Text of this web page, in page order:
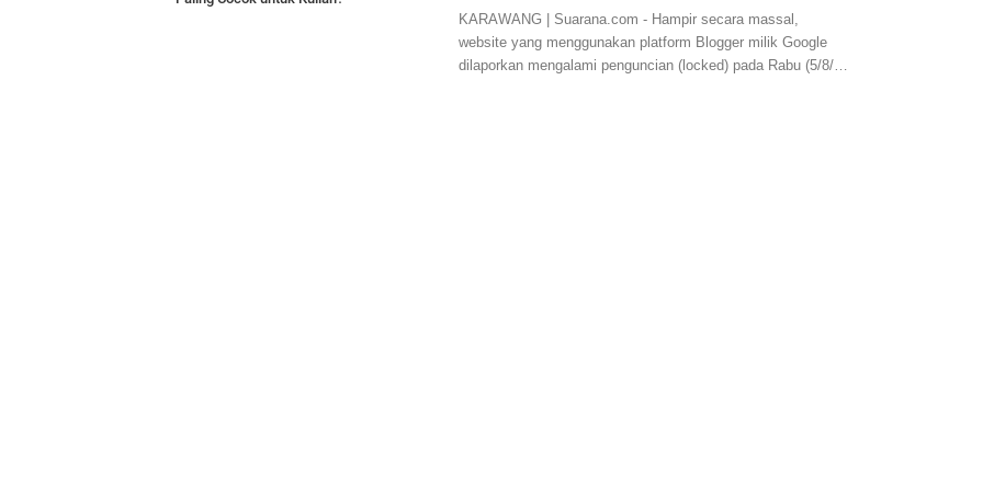
KARAWANG | Suarana.com - Hampir secara massal,
website yang menggunakan platform Blogger milik Google
dilaporkan mengalami penguncian (locked) pada Rabu (5/8/…